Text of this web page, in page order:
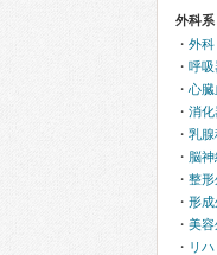
外科系
外科
呼吸
心臓
消化
乳腺
脳
整形
形成
美容
リ